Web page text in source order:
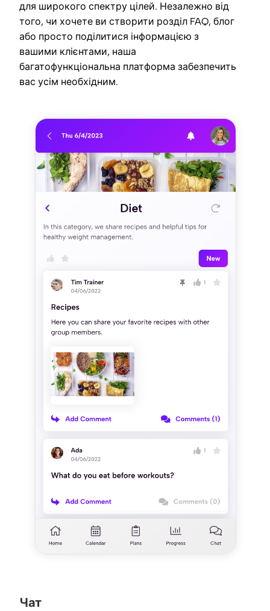
для широкого спектру цілей. Незалежно від
того, чи хочете ви створити розділ FAQ, блог
або просто поділитися інформацією з
вашими клієнтами, наша
багатофункціональна платформа забезпечить
вас усім необхідним.
Чат